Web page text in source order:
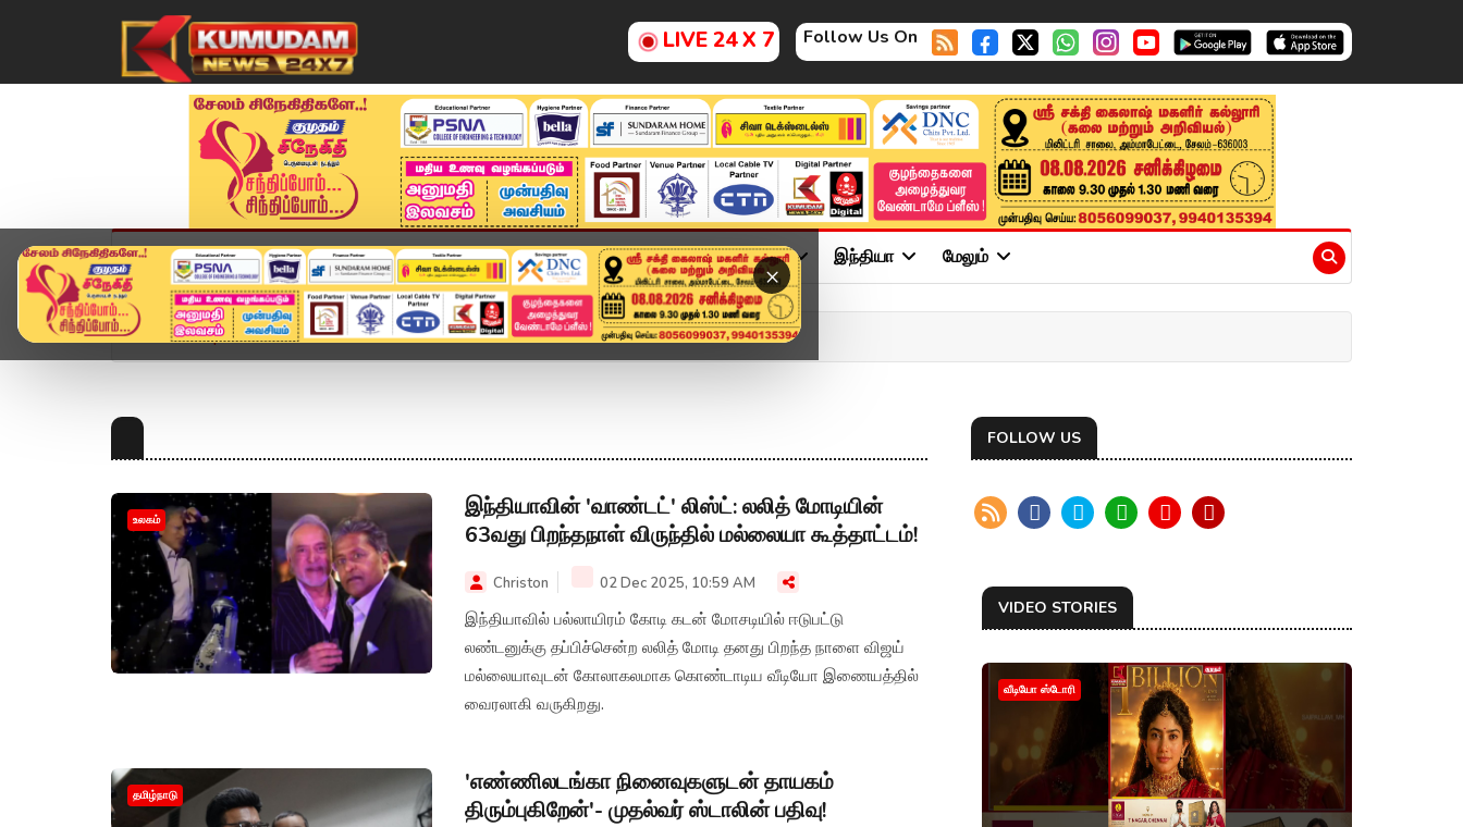
LIVE 24 X 7 Follow Us On
×
முகப்பு விளையாட்டு அண்மை தமிழ்நாடு சினிமா அரசியல் விளையாட்டு இந்தியா மேலும்
Home Topics
உலகம்
இந்தியாவின் 'வாண்டட்' லிஸ்ட்: லலித் மோடியின்
63வது பிறந்தநாள் விருந்தில் மல்லையா கூத்தாட்டம்!
Christon 02 Dec 2025, 10:59 AM
இந்தியாவில் பல்லாயிரம் கோடி கடன் மோசடியில் ஈடுபட்டு
லண்டனுக்கு தப்பிச்சென்ற லலித் மோடி தனது பிறந்த நாளை விஜய்
மல்லையாவுடன் கோலாகலமாக கொண்டாடிய வீடியோ இணையத்தில்
வைரலாகி வருகிறது.
தமிழ்நாடு
'எண்ணிலடங்கா நினைவுகளுடன் தாயகம்
திரும்புகிறேன்'- முதல்வர் ஸ்டாலின் பதிவு!
FOLLOW US
VIDEO STORIES
வீடியோ ஸ்டோரி